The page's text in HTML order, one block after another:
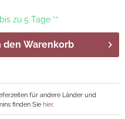
zu 5 Tage **
den Warenkorb
für andere Länder und
finden Sie hier.